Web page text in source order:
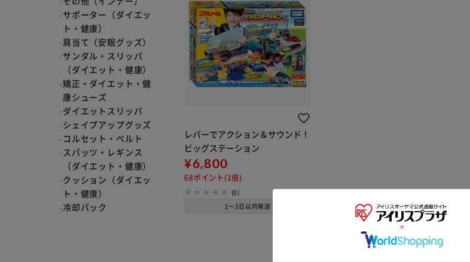
サポーター（ダイエッ
ト・健康）
肩当て（安眠グッズ）
サンダル・スリッパ
（ダイエット・健康）
矯正・ダイエット・健
康シューズ
ダイエットスリッパ
シェイプアップグッズ
コルセット・ベルト
スパッツ・レギンス
（ダイエット・健康）
クッション（ダイエッ
ト・健康）
冷却パック
レバーでアクション＆サウンド！
ビッグステーション
¥6,800
68ポイント(1倍)
(0)
1～3日以内発送
※ご確認ください